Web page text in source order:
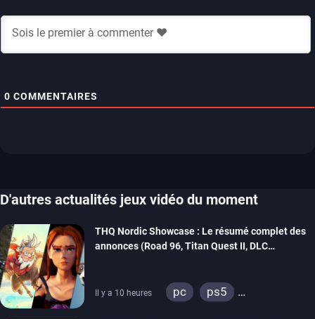
0 COMMENTAIRES
D'autres actualités jeux vidéo du moment
THQ Nordic Showcase : Le résumé complet des
annonces (Road 96, Titan Quest II, DLC
Il y a 10 heures pc
ps5